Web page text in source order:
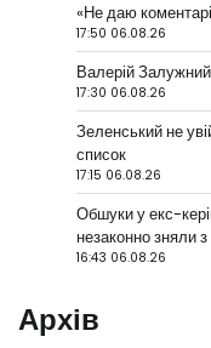
«Не даю
17:50 06.08.26
Валерій
17:30 06.08.26
Зеленський не
список
17:15 06.08.26
Обшуки у екс-
незаконно зняли з
16:43 06.08.26
Архів